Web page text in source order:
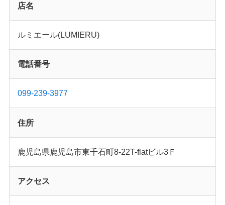
店名
ルミエール(LUMIERU)
電話番号
099-239-3977
住所
鹿児島県鹿児島市東千石町8-22T-flatビル3Ｆ
アクセス